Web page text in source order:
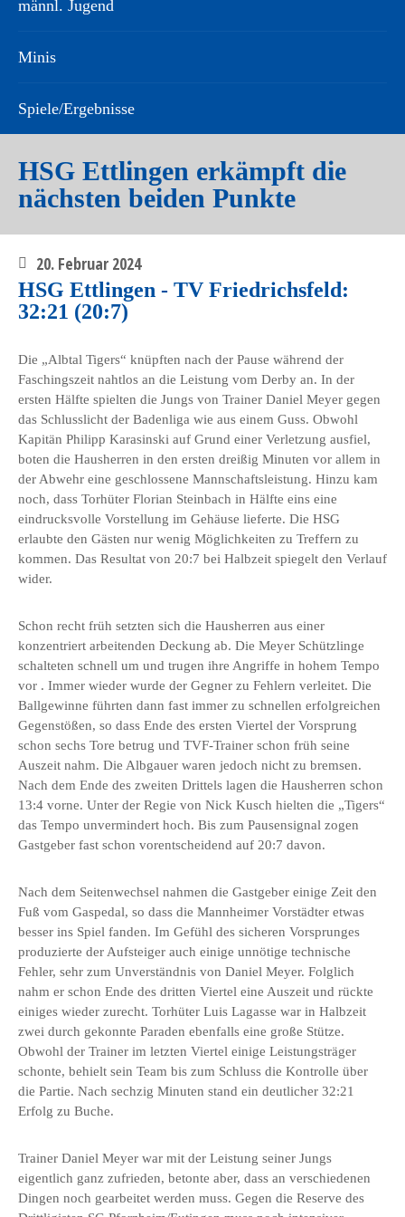
männl. Jugend
Minis
Spiele/Ergebnisse
HSG Ettlingen erkämpft die
nächsten beiden Punkte
20. Februar 2024
HSG Ettlingen - TV Friedrichsfeld:
32:21 (20:7)
Die „Albtal Tigers“ knüpften nach der Pause während der
Faschingszeit nahtlos an die Leistung vom Derby an. In der
ersten Hälfte spielten die Jungs von Trainer Daniel Meyer gegen
das Schlusslicht der Badenliga wie aus einem Guss. Obwohl
Kapitän Philipp Karasinski auf Grund einer Verletzung ausfiel,
boten die Hausherren in den ersten dreißig Minuten vor allem in
der Abwehr eine geschlossene Mannschaftsleistung. Hinzu kam
noch, dass Torhüter Florian Steinbach in Hälfte eins eine
eindrucksvolle Vorstellung im Gehäuse lieferte. Die HSG
erlaubte den Gästen nur wenig Möglichkeiten zu Treffern zu
kommen. Das Resultat von 20:7 bei Halbzeit spiegelt den Verlauf
wider.
Schon recht früh setzten sich die Hausherren aus einer
konzentriert arbeitenden Deckung ab. Die Meyer Schützlinge
schalteten schnell um und trugen ihre Angriffe in hohem Tempo
vor . Immer wieder wurde der Gegner zu Fehlern verleitet. Die
Ballgewinne führten dann fast immer zu schnellen erfolgreichen
Gegenstößen, so dass Ende des ersten Viertel der Vorsprung
schon sechs Tore betrug und TVF-Trainer schon früh seine
Auszeit nahm. Die Albgauer waren jedoch nicht zu bremsen.
Nach dem Ende des zweiten Drittels lagen die Hausherren schon
13:4 vorne. Unter der Regie von Nick Kusch hielten die „Tigers“
das Tempo unvermindert hoch. Bis zum Pausensignal zogen
Gastgeber fast schon vorentscheidend auf 20:7 davon.
Nach dem Seitenwechsel nahmen die Gastgeber einige Zeit den
Fuß vom Gaspedal, so dass die Mannheimer Vorstädter etwas
besser ins Spiel fanden. Im Gefühl des sicheren Vorsprunges
produzierte der Aufsteiger auch einige unnötige technische
Fehler, sehr zum Unverständnis von Daniel Meyer. Folglich
nahm er schon Ende des dritten Viertel eine Auszeit und rückte
einiges wieder zurecht. Torhüter Luis Lagasse war in Halbzeit
zwei durch gekonnte Paraden ebenfalls eine große Stütze.
Obwohl der Trainer im letzten Viertel einige Leistungsträger
schonte, behielt sein Team bis zum Schluss die Kontrolle über
die Partie. Nach sechzig Minuten stand ein deutlicher 32:21
Erfolg zu Buche.
Trainer Daniel Meyer war mit der Leistung seiner Jungs
eigentlich ganz zufrieden, betonte aber, dass an verschiedenen
Dingen noch gearbeitet werden muss. Gegen die Reserve des